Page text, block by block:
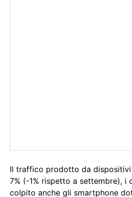
Il traffico prodotto da dispositivi
7% (-1% rispetto a settembre), i
colpito anche gli smartphone